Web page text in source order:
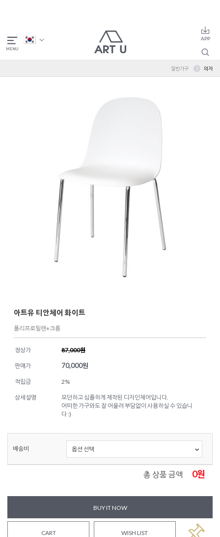
일반가구 의자
아트유 티안체어 화이트
폴리프로필렌+크롬
정상가 87,000원
판매가 70,000원
적립금 2%
상세설명
모던하고 심플하게 제작된 디자인체어입니다.
어떠한 가구와도 잘 어울려 부담없이 사용하실 수 있습니
다 :)
배송비
총 상품 금액 0원
BUY IT NOW
CART WISH LIST